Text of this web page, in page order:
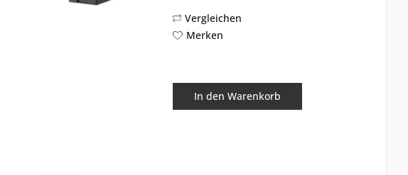
Vergleichen
Merken
In den Warenkorb